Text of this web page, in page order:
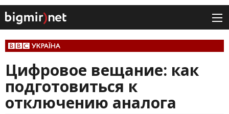
Цифровое вещание: как
подготовиться к
отключению аналога